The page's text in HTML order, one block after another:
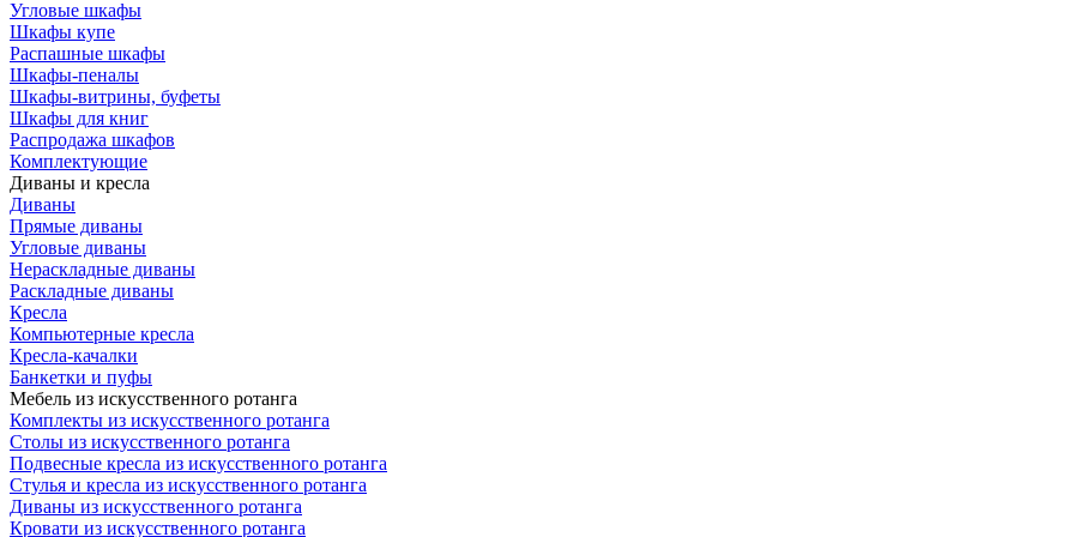
Угловые шкафы
Шкафы купе
Распашные шкафы
Шкафы-пеналы
Шкафы-витрины, буфеты
Шкафы для книг
Распродажа шкафов
Комплектующие
Диваны и кресла
Диваны
Прямые диваны
Угловые диваны
Нераскладные диваны
Раскладные диваны
Кресла
Компьютерные кресла
Кресла-качалки
Банкетки и пуфы
Мебель из искусственного ротанга
Комплекты из искусственного ротанга
Столы из искусственного ротанга
Подвесные кресла из искусственного ротанга
Стулья и кресла из искусственного ротанга
Диваны из искусственного ротанга
Кровати из искусственного ротанга